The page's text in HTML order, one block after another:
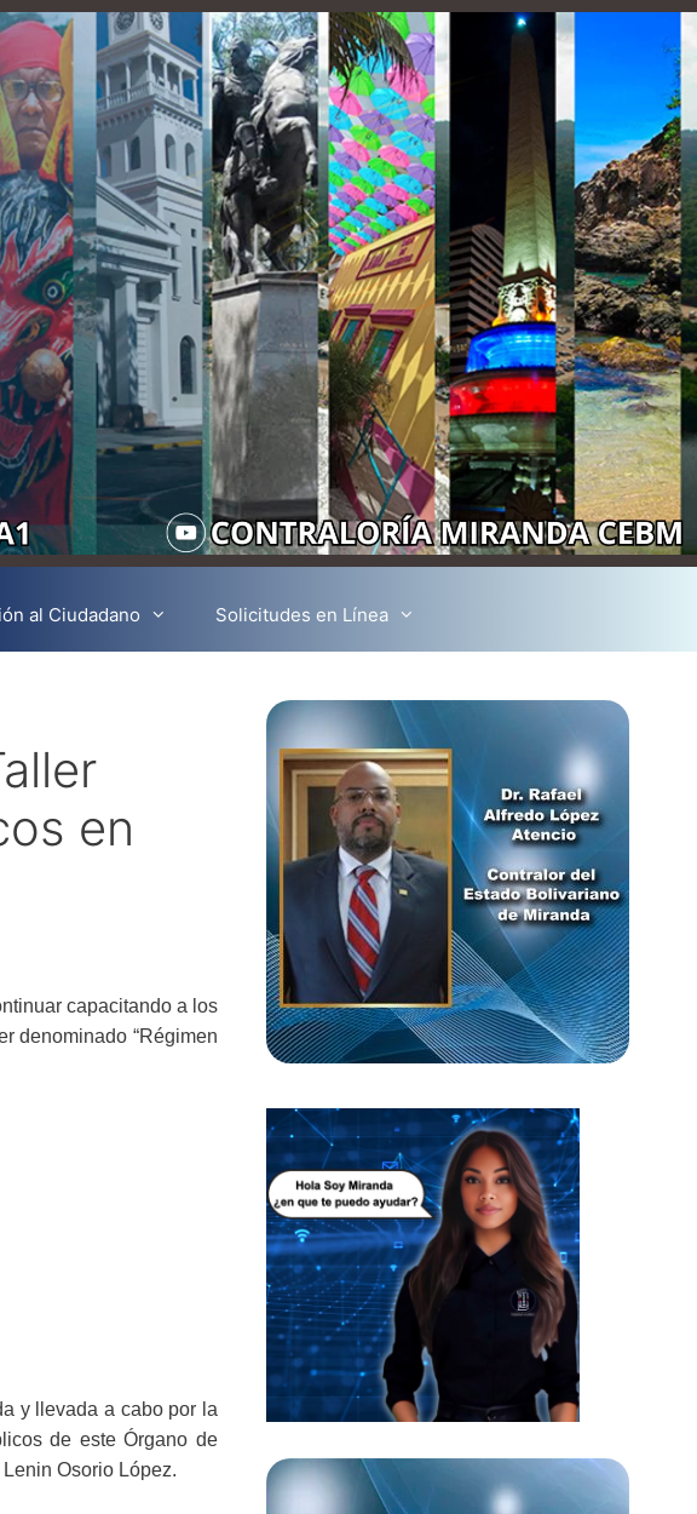
al Ciudadano Solicitudes en Línea
en
capacitando a los
denominado “Régimen
y llevada a cabo por la
de este Órgano de
Osorio López.